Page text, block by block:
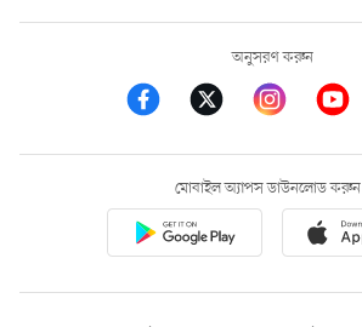
অনুসরণ করুন
মোবাইল অ্যাপস ডাউনলোড করুন